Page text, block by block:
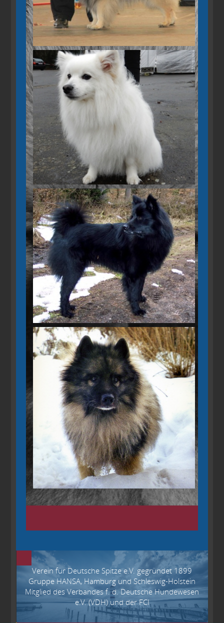
Verein für Deutsche Spitze e.V. gegründet 1899
Gruppe HANSA, Hamburg und Schleswig-Holstein
Mitglied des Verbandes f. d. Deutsche Hundewesen
e.V. (VDH) und der FCI